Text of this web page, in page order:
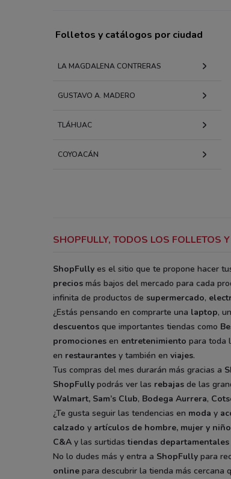
Folletos y catálogos por ciudad
LA MAGDALENA CONTRERAS
GUSTAVO A. MADERO
TLÁHUAC
COYOACÁN
SHOPFULLY, TODOS LOS FOLLETOS
ShopFully es el sitio que te propone hacer
precios más bajos del mercado para cada
infinita de productos de supermercado,
¿Estás pensando en comprarte una laptop,
descuentos que importantes tiendas como
promociones en entretenimiento para toda
en restaurantes y también en viajes.
Tus compras del mes durarán más gracias a
ShopFully podrás ver las rebajas de las
Walmart, Sam’s Club, Bodega Aurrera,
¿Te gusta seguir las tendencias en moda y
calzado y artículos de hombre, mujer y
C&A y las surtidastiendas departamentales
No lo dudes más y entra a ShopFully para
online para descubrir la tienda más cercana